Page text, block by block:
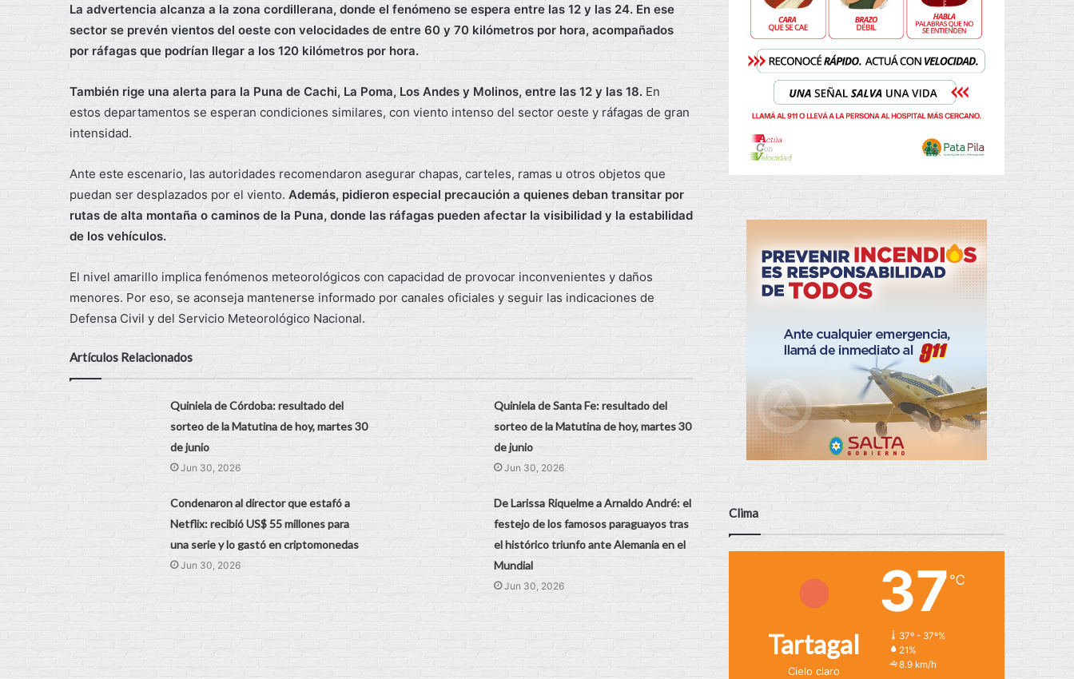
La advertencia alcanza a la zona cordillerana, donde el fenómeno se espera entre las 12 y las 24. En ese
sector se prevén vientos del oeste con velocidades de entre 60 y 70 kilómetros por hora, acompañados
por ráfagas que podrían llegar a los 120 kilómetros por hora.
También rige una alerta para la Puna de Cachi, La Poma, Los Andes y Molinos, entre las 12 y las 18. En
estos departamentos se esperan condiciones similares, con viento intenso del sector oeste y ráfagas de gran
intensidad.
Ante este escenario, las autoridades recomendaron asegurar chapas, carteles, ramas u otros objetos que
puedan ser desplazados por el viento. Además, pidieron especial precaución a quienes deban transitar por
rutas de alta montaña o caminos de la Puna, donde las ráfagas pueden afectar la visibilidad y la estabilidad
de los vehículos.
El nivel amarillo implica fenómenos meteorológicos con capacidad de provocar inconvenientes y daños
menores. Por eso, se aconseja mantenerse informado por canales oficiales y seguir las indicaciones de
Defensa Civil y del Servicio Meteorológico Nacional.
Artículos Relacionados
Quiniela de Córdoba: resultado del
sorteo de la Matutina de hoy, martes 30
de junio
Jun 30, 2026
Quiniela de Santa Fe: resultado del
sorteo de la Matutina de hoy, martes 30
de junio
Jun 30, 2026
Condenaron al director que estafó a
Netflix: recibió US$ 55 millones para
una serie y lo gastó en criptomonedas
Jun 30, 2026
De Larissa Riquelme a Arnaldo André: el
festejo de los famosos paraguayos tras
el histórico triunfo ante Alemania en el
Mundial
Jun 30, 2026
Clima
Tartagal
Cielo claro
37 ℃
37º - 37º%
21%
8.9 km/h